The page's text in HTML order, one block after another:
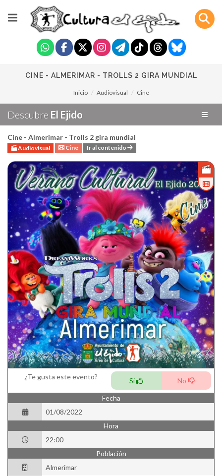
CINE - ALMERIMAR - TROLLS 2 GIRA MUNDIAL
Inicio Audiovisual Cine
Descubre El Ejido
Cine - Almerimar - Trolls 2 gira mundial
Audiovisual Cine Ir al contenido
¿Te gusta este evento? Si No
Fecha
01/08/2022
Hora
22:00
Población
Almerimar